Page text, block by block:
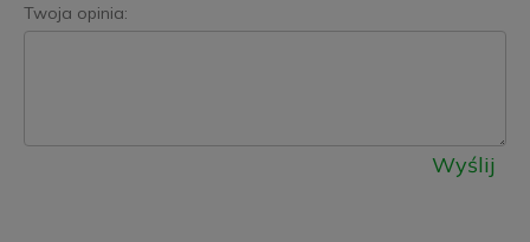
Twoja opinia:
Wyślij